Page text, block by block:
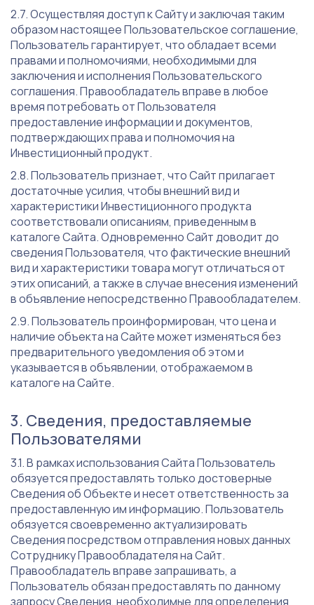
Осуществляя доступ к Сайту и заключая таким
образом настоящее Пользовательское соглашение,
Пользователь гарантирует, что обладает всеми
правами и полномочиями, необходимыми для
заключения и исполнения Пользовательского
соглашения. Правообладатель вправе в любое
время потребовать от Пользователя
предоставление информации и документов,
подтверждающих права и полномочия на
Инвестиционный продукт.
Пользователь признает, что Сайт прилагает
достаточные усилия, чтобы внешний вид и
характеристики Инвестиционного продукта
соответствовали описаниям, приведенным в
каталоге Сайта. Одновременно Сайт доводит до
сведения Пользователя, что фактические внешний
вид и характеристики товара могут отличаться от
этих описаний, а также в случае внесения изменений
в объявление непосредственно Правообладателем.
Пользователь проинформирован, что цена и
наличие объекта на Сайте может изменяться без
предварительного уведомления об этом и
указывается в объявлении, отображаемом в
каталоге на Сайте.
Сведения, предоставляемые
Пользователями
В рамках использования Сайта Пользователь
обязуется предоставлять только достоверные
Сведения об Объекте и несет ответственность за
предоставленную им информацию. Пользователь
обязуется своевременно актуализировать
Сведения посредством отправления новых данных
Сотруднику Правообладателя на Сайт.
Правообладатель вправе запрашивать, а
Пользователь обязан предоставлять по данному
запросу Сведения, необходимые для определения